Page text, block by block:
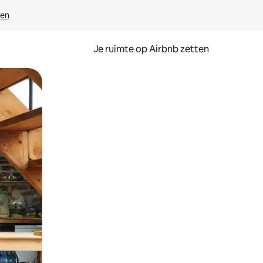
Je ruimte op Airbnb zetten
of swipen.